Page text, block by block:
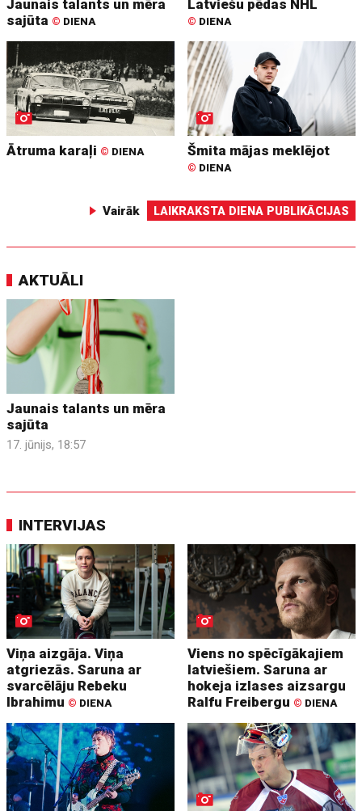
Jaunais talants un mēra
sajūta © DIENA
Latviešu pēdas NHL
© DIENA
Ātruma karaļi © DIENA Šmita mājas meklējot
© DIENA
Vairāk LAIKRAKSTA DIENA PUBLIKĀCIJAS
AKTUĀLI
Jaunais talants un mēra
sajūta
17. jūnijs, 18:57
INTERVIJAS
Viņa aizgāja. Viņa
atgriezās. Saruna ar
svarcēlāju Rebeku
Ibrahimu © DIENA
Viens no spēcīgākajiem
latviešiem. Saruna ar
hokeja izlases aizsargu
Ralfu Freibergu © DIENA